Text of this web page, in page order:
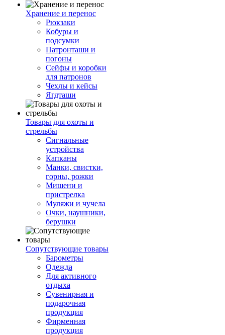
Хранение и перенос
Рюкзаки
Кобуры и
подсумки
Патронташи и
погоны
Сейфы и коробки
для патронов
Чехлы и кейсы
Ягдташи
Товары для охоты и
стрельбы
Сигнальные
устройства
Капканы
Манки, свистки,
горны, рожки
Мишени и
пристрелка
Муляжи и чучела
Очки, наушники,
берушки
Сопутствующие товары
Барометры
Одежда
Для активного
отдыха
Сувенирная и
подарочная
продукция
Фирменная
продукция